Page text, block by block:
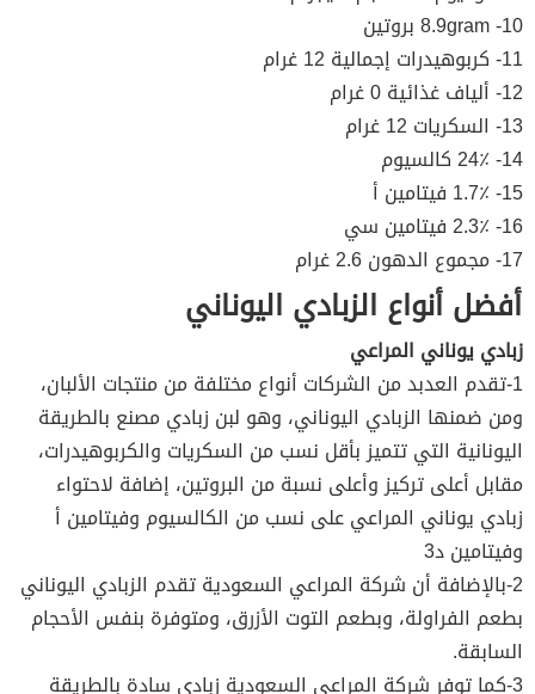
10- 8.9gram بروتين
11- كربوهيدرات إجمالية 12 غرام
12- ألياف غذائية 0 غرام
13- السكريات 12 غرام
14- 24٪ كالسيوم
15- 1.7٪ فيتامين أ
16- 2.3٪ فيتامين سي
17- مجموع الدهون 2.6 غرام
أفضل أنواع الزبادي اليوناني
زبادي يوناني المراعي
1-تقدم العدبد من الشركات أنواع مختلفة من منتجات الألبان،
ومن ضمنها الزبادي اليوناني، وهو لبن زبادي مصنع بالطريقة
اليونانية التي تتميز بأقل نسب من السكريات والكربوهيدرات،
مقابل أعلى تركيز وأعلى نسبة من البروتين، إضافة لاحتواء
زبادي يوناني المراعي على نسب من الكالسيوم وفيتامين أ
وفيتامين د3
2-بالإضافة أن شركة المراعي السعودية تقدم الزبادي اليوناني
بطعم الفراولة، وبطعم التوت الأزرق، ومتوفرة بنفس الأحجام
السابقة.
3-كما توفر شركة المراعي السعودية زبادي سادة بالطريقة